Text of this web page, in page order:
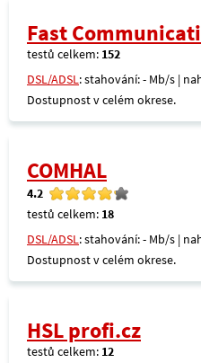
Fast
testů celkem: 152
DSL/ADSL: stahování: - Mb/s |
Dostupnost v celém okrese.
COMHAL
4.2
testů celkem: 18
DSL/ADSL: stahování: - Mb/s |
Dostupnost v celém okrese.
HSL profi.cz
testů celkem: 12